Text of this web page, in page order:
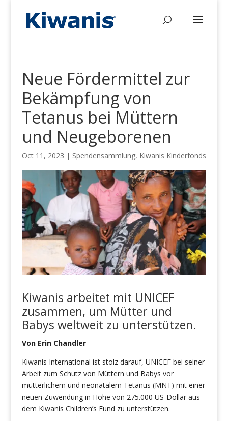
Neue Fördermittel zur
Bekämpfung von
Tetanus bei Müttern
und Neugeborenen
Oct 11, 2023 | Spendensammlung, Kiwanis Kinderfonds
Kiwanis arbeitet mit UNICEF
zusammen, um Mütter und
Babys weltweit zu unterstützen.
Von Erin Chandler
Kiwanis International ist stolz darauf, UNICEF bei seiner
Arbeit zum Schutz von Müttern und Babys vor
mütterlichem und neonatalem Tetanus (MNT) mit einer
neuen Zuwendung in Höhe von 275.000 US-Dollar aus
dem Kiwanis Children’s Fund zu unterstützen.